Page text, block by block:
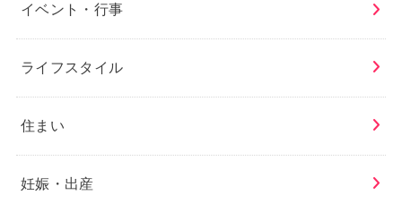
イベント・行事
ライフスタイル
住まい
妊娠・出産